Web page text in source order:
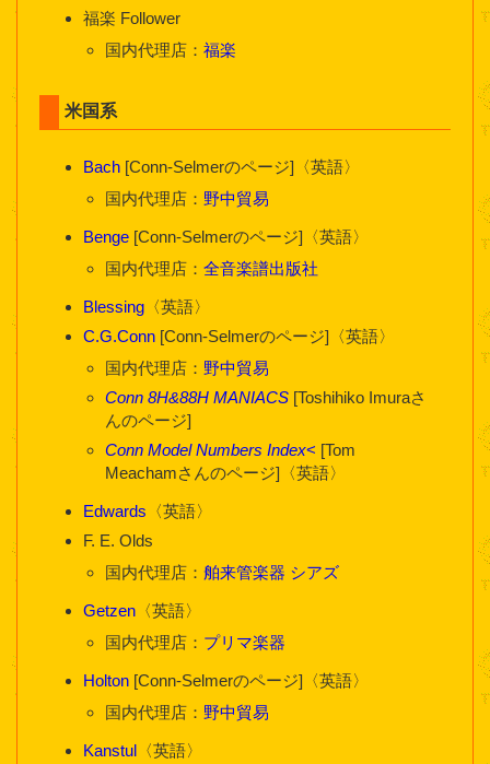
福楽 Follower
国内代理店： 福楽
米国系
Bach [Conn-Selmerのページ]〈英語〉
国内代理店： 野中貿易
Benge [Conn-Selmerのページ]〈英語〉
国内代理店： 全音楽譜出版社
Blessing 〈英語〉
C.G.Conn [Conn-Selmerのページ]〈英語〉
国内代理店： 野中貿易
Conn 8H&88H MANIACS [Toshihiko Imuraさ
んのページ]
Conn Model Numbers Index< [Tom
Meachamさんのページ]〈英語〉
Edwards 〈英語〉
F. E. Olds
国内代理店： 舶来管楽器 シアズ
Getzen 〈英語〉
国内代理店： プリマ楽器
Holton [Conn-Selmerのページ]〈英語〉
国内代理店： 野中貿易
Kanstul 〈英語〉